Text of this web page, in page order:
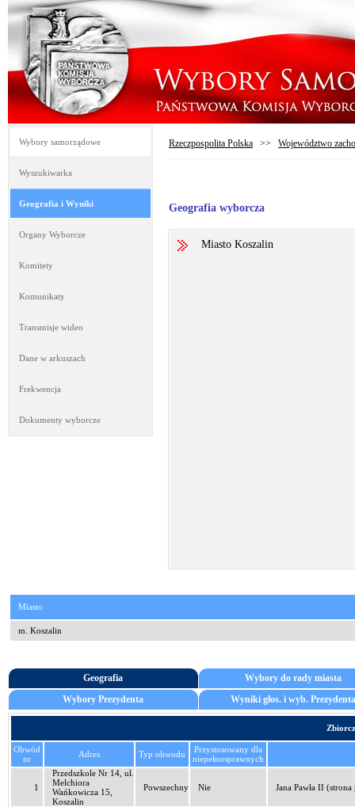
Wybory samorządowe
Wyszukiwarka
Geografia i Wyniki
Organy Wyborcze
Komitety
Komunikaty
Transmisje wideo
Dane w arkuszach
Frekwencja
Dokumenty wyborcze
Rzeczpospolita Polska >> Województwo
Geografia wyborcza
Miasto Koszalin
Miasto
m. Koszalin
Geografia
Wybory do rady miasta
Wybory Prezydenta
Wyniki głos. i wyb. Prezydenta
Obwód
nr
Adres Typ obwodu
Przystosowany dla
niepełnosprawnych
1
Przedszkole Nr 14, ul.
Melchiora
Wańkowicza 15,
Koszalin
Powszechny Nie Jana Pawła II